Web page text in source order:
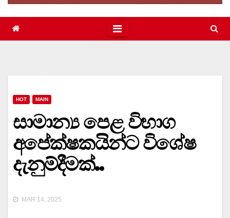
HOT MAIN
සාමාන්‍ය පෙළ විභාග
අපේක්ෂකයින්ට විශේෂ
දැනුම්දීමක්..
MAR 14, 2025